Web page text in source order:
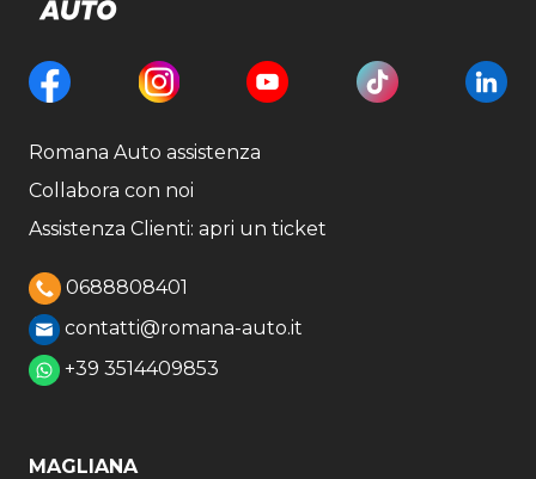
Romana Auto assistenza
Collabora con noi
Assistenza Clienti: apri un ticket
0688808401
contatti@romana-auto.it
+39 3514409853
MAGLIANA